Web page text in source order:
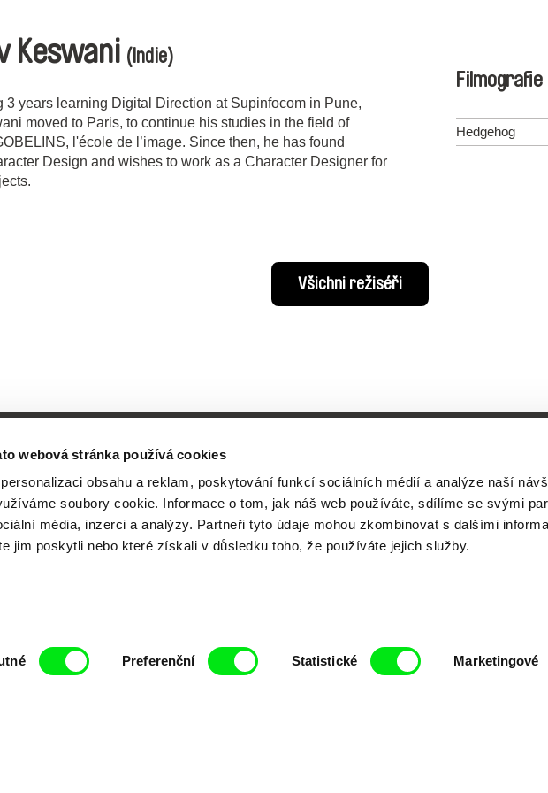
webová stránka používá cookies
obsahu a reklam, poskytování funkcí sociálních médií a analýze naší
soubory cookie. Informace o tom, jak náš web používáte, sdílíme se svými
média, inzerci a analýzy. Partneři tyto údaje mohou zkombinovat s dalšími
jim poskytli nebo které získali v důsledku toho, že používáte jejich služby.
Preferenční Statistické Marketingové
Keswani (Indie)
3 years learning Digital Direction at Supinfocom in Pune,
moved to Paris, to continue his studies in the field of
l'école de l’image. Since then, he has found
Design and wishes to work as a Character Designer for
Filmografie
Hedgehog
Všichni režiséři
Vaše online
Nové festivalové filmy
každý týden